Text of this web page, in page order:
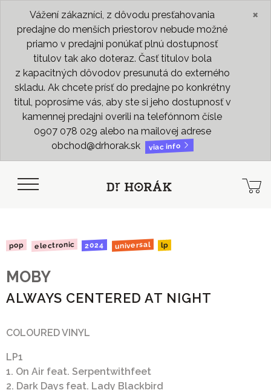
Vážení zákazníci, z dôvodu presťahovania
predajne do menších priestorov nebude možné
priamo v predajni ponúkať plnú dostupnosť
titulov tak ako doteraz. Časť titulov bola
z kapacitných dôvodov presunutá do externého
skladu. Ak chcete prísť do predajne po konkrétny
titul, poprosíme vás, aby ste si jeho dostupnosť v
kamennej predajni overili na telefónnom čísle
0907 078 029 alebo na mailovej adrese
obchod@drhorak.sk
viac info
×
pop electronic 2024 universal lp
MOBY
ALWAYS CENTERED AT NIGHT
COLOURED VINYL
LP1
1. On Air feat. Serpentwithfeet
2. Dark Days feat. Lady Blackbird